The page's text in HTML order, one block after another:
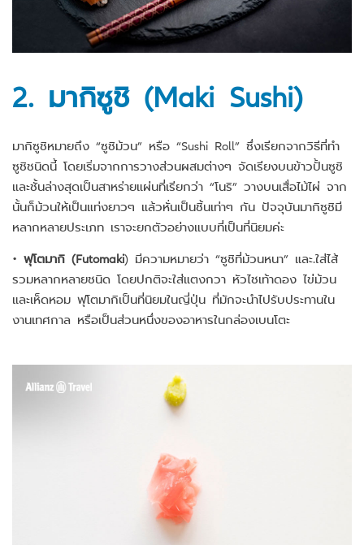
2. มากิซูชิ (Maki Sushi)
มากิซูชิหมายถึง “ซูชิม้วน” หรือ “Sushi Roll” ซึ่งเรียกจากวิธีที่ทำ
ซูชิชนิดนี้ โดยเริ่มจากการวางส่วนผสมต่างๆ จัดเรียงบนข้าวปั้นซูชิ
และชั้นล่างสุดเป็นสาหร่ายแผ่นที่เรียกว่า “โนริ” วางบนเสื่อไม้ไผ่ จาก
นั้นก็ม้วนให้เป็นแท่งยาวๆ แล้วหั่นเป็นชิ้นเท่าๆ กัน ปัจจุบันมากิซูชิมี
หลากหลายประเภท เราจะยกตัวอย่างแบบที่เป็นที่นิยมค่ะ
• ฟุโตมากิ (Futomaki) มีความหมายว่า “ซูชิที่ม้วนหนา” และ.ใส่ไส้
รวมหลากหลายชนิด โดยปกติจะใส่แตงกวา หัวไชเท้าดอง ไข่ม้วน
และเห็ดหอม ฟุโตมากิเป็นที่นิยมในญี่ปุ่น ที่มักจะนำไปรับประทานใน
งานเทศกาล หรือเป็นส่วนหนึ่งของอาหารในกล่องเบนโตะ